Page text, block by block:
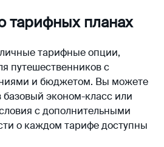
тарифных планах
тарифные опции,
путешественников с
и бюджетом. Вы можете
базовый эконом-класс или
с дополнительными
о каждом тарифе доступны